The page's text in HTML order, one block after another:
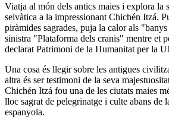
Viatja al món dels antics maies i explora la
selvàtica a la impressionant Chichén Itzá.
piràmides sagrades, puja la calor als
sinistra "Plataforma dels cranis" mentre et
declarat Patrimoni de la Humanitat per la
Una cosa és llegir sobre les antigues
altra és ser testimoni de la seva
Chichén Itzá fou una de les ciutats maies
lloc sagrat de pelegrinatge i culte abans de
espanyola.